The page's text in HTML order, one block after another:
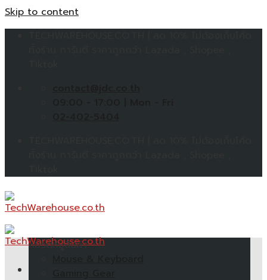
Skip to content
หมวดหมู่สินค้า